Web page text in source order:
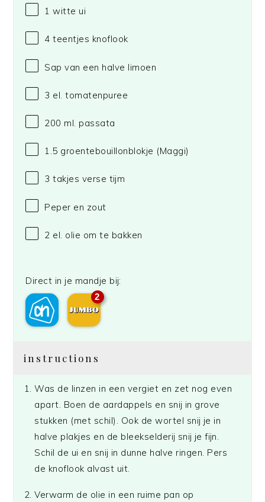
1 witte ui
4 teentjes knoflook
Sap van een halve limoen
3 el. tomatenpuree
200 ml. passata
1.5 groentebouillonblokje (Maggi)
3 takjes verse tijm
Peper en zout
2 el. olie om te bakken
Direct in je mandje bij:
2
instructions
Was de linzen in een vergiet en zet nog even
apart. Boen de aardappels en snij in grove
stukken (met schil). Ook de wortel snij je in
halve plakjes en de bleekselderij snij je fijn.
Schil de ui en snij in dunne halve ringen. Pers
de knoflook alvast uit.
Verwarm de olie in een ruime pan op